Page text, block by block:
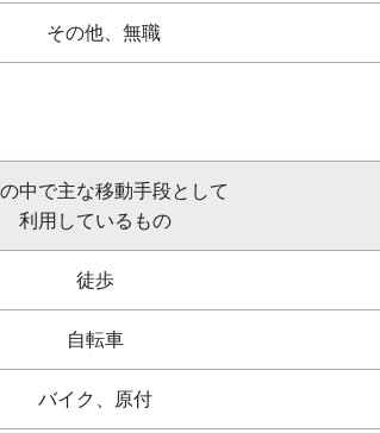
その他、無職
中で主な移動手段として
利用しているもの
徒歩
自転車
バイク、原付